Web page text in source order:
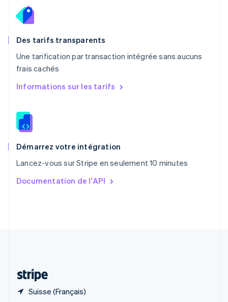
Des tarifs transparents
Une tarification par transaction intégrée sans aucuns
frais cachés
Informations sur les tarifs
Démarrez votre intégration
Lancez-vous sur Stripe en seulement 10 minutes
Documentation de l'API
Suisse (Français)
Pays-Bas
Nederlands
English
PortuguêsEnglish
R.A.S. de Hong Kong, Chine
English
Roumanie
Royaume-Uni
English
English简体中文
English